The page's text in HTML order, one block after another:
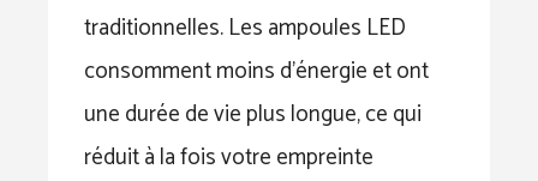
traditionnelles. Les ampoules LED
consomment moins d’énergie et ont
une durée de vie plus longue, ce qui
réduit à la fois votre empreinte